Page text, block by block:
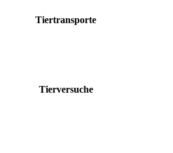
Tiertransporte
Tierversuche